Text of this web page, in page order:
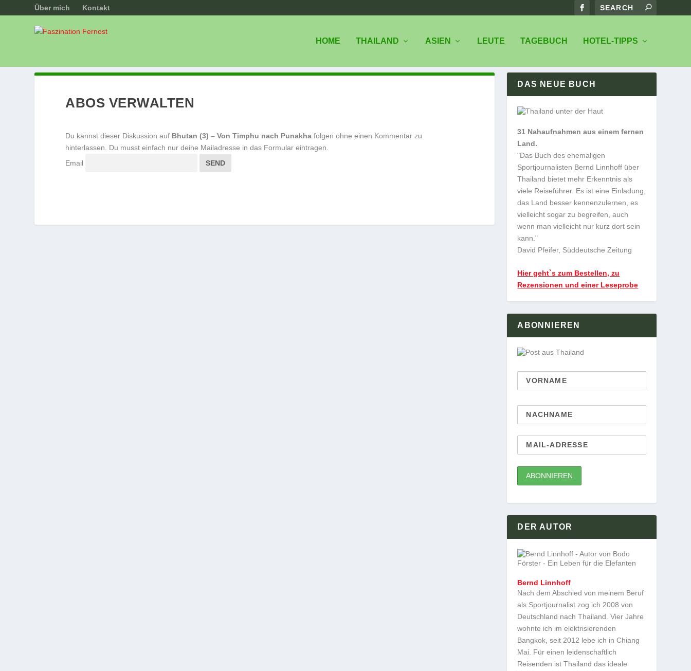
Über mich Kontakt
HOME THAILAND ASIEN LEUTE TAGEBUCH HOTEL-TIPPS
ABOS VERWALTEN
Du kannst dieser Diskussion auf Bhutan (3) – Von Timphu nach Punakha folgen ohne einen Kommentar zu
hinterlassen. Du musst einfach nur deine Mailadresse in das Formular eintragen.
Email
DAS NEUE BUCH
31 Nahaufnahmen aus einem fernen
Land.
"Das Buch des ehemaligen
Sportjournalisten Bernd Linnhoff über
Thailand bietet mehr Erkenntnis als
viele Reiseführer. Es ist eine Einladung,
das Land besser kennenzulernen, es
vielleicht sogar zu begreifen, auch
wenn man vielleicht nur kurz dort sein
kann."
David Pfeifer, Süddeutsche Zeitung
Hier geht`s zum Bestellen, zu
Rezensionen und einer Leseprobe
ABONNIEREN
DER AUTOR
Bernd Linnhoff
Nach dem Abschied von meinem Beruf
als Sportjournalist zog ich 2008 von
Deutschland nach Thailand. Vier Jahre
wohnte ich im elektrisierenden
Bangkok, seit 2012 lebe ich in Chiang
Mai. Für einen leidenschaftlich
Reisenden ist Thailand das ideale